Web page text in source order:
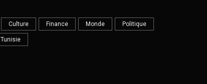
Culture Finance Monde Politique
Tunisie